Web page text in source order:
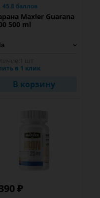
45.8 баллов
Maxler Guarana
500 ml
в 1 клик
В корзину
₽